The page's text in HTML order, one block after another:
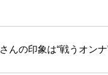
んの印象は“戦うオンナ